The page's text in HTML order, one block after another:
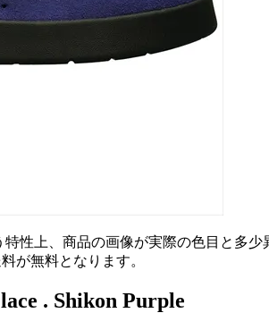
性上、商品の画像が実際の色目と多少
が無料となります。
. Shikon Purple